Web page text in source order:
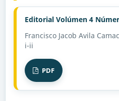
Editorial Volúmen 4
Francisco Jacob Avila
i-ii
PDF